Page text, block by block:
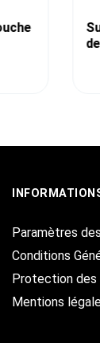
Paramètres
Conditions
Protection des
Mentions